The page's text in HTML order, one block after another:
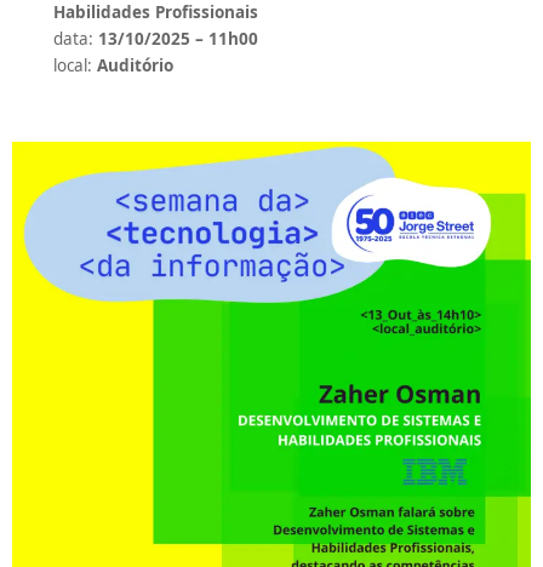
Habilidades Profissionais
data: 13/10/2025 – 11h00
local:Auditório